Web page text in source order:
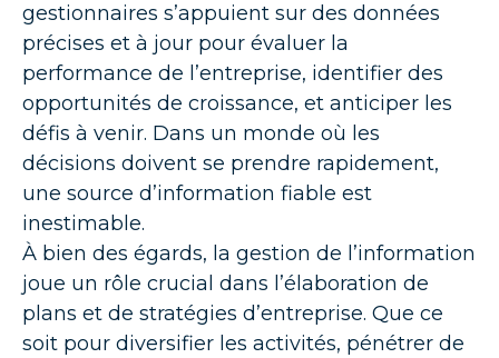
gestionnaires s’appuient sur des données
précises et à jour pour évaluer la
performance de l’entreprise, identifier des
opportunités de croissance, et anticiper les
défis à venir. Dans un monde où les
décisions doivent se prendre rapidement,
une source d’information fiable est
inestimable.
À bien des égards, la gestion de l’information
joue un rôle crucial dans l’élaboration de
plans et de stratégies d’entreprise. Que ce
soit pour diversifier les activités, pénétrer de